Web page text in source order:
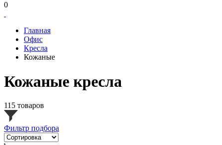
0
Главная
Офис
Кресла
Кожаные
Кожаные кресла
115 товаров
Фильтр подбора